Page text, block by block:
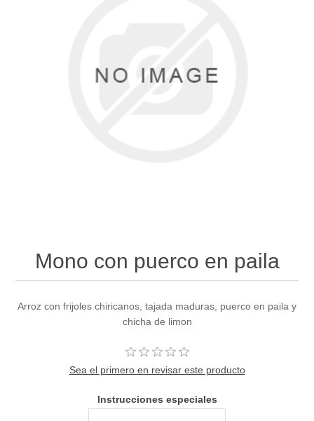
Mono con puerco en paila
Arroz con frijoles chiricanos, tajada maduras, puerco en paila y
chicha de limon
Sea el primero en revisar este producto
Instrucciones especiales